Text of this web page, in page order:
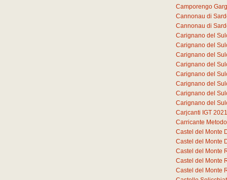
Camporengo
Cannonau di
Cannonau di
Carignano del
Carignano del
Carignano del
Carignano del
Carignano del
Carignano del
Carignano del
Carignano del
Carjcanti IGT 2021
Carricante
Castel del Monte
Castel del Monte
Castel del Monte
Castel del Monte
Castel del Monte